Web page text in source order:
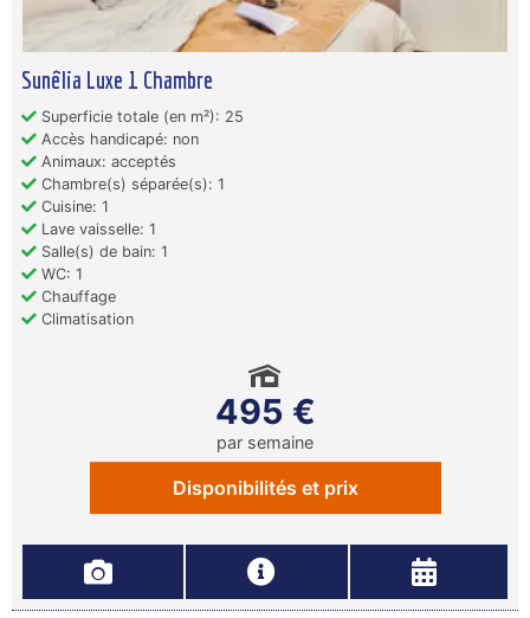
Sunêlia Luxe 1 Chambre
Superficie totale (en m²): 25
Accès handicapé: non
Animaux: acceptés
Chambre(s) séparée(s): 1
Cuisine: 1
Lave vaisselle: 1
Salle(s) de bain: 1
WC: 1
Chauffage
Climatisation
495 €
par semaine
Disponibilités et prix